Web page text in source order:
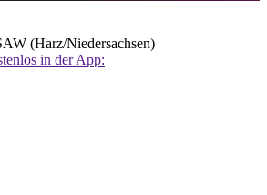
(Harz/Niedersachsen)
in der App: